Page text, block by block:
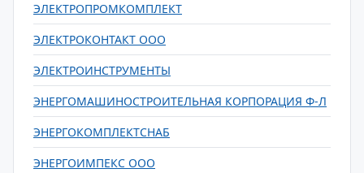
ЭЛЕКТРОПРОМКОМПЛЕКТ
ЭЛЕКТРОКОНТАКТ ООО
ЭЛЕКТРОИНСТРУМЕНТЫ
ЭНЕРГОМАШИНОСТРОИТЕЛЬНАЯ КОРПОРАЦИЯ Ф-Л
ЭНЕРГОКОМПЛЕКТСНАБ
ЭНЕРГОИМПЕКС ООО